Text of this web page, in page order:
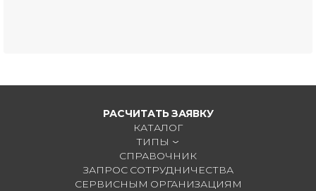
РАСЧИТАТЬ ЗАЯВКУ
КАТАЛОГ
ТИПЫ
СПРАВОЧНИК
ЗАПРОС СОТРУДНИЧЕСТВА
СЕРВИСНЫМ ОРГАНИЗАЦИЯМ